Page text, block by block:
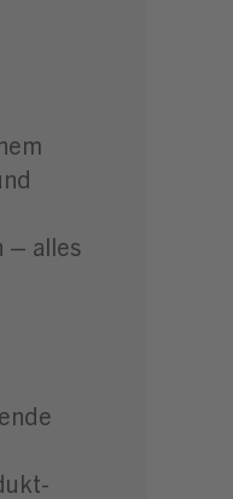
– alles